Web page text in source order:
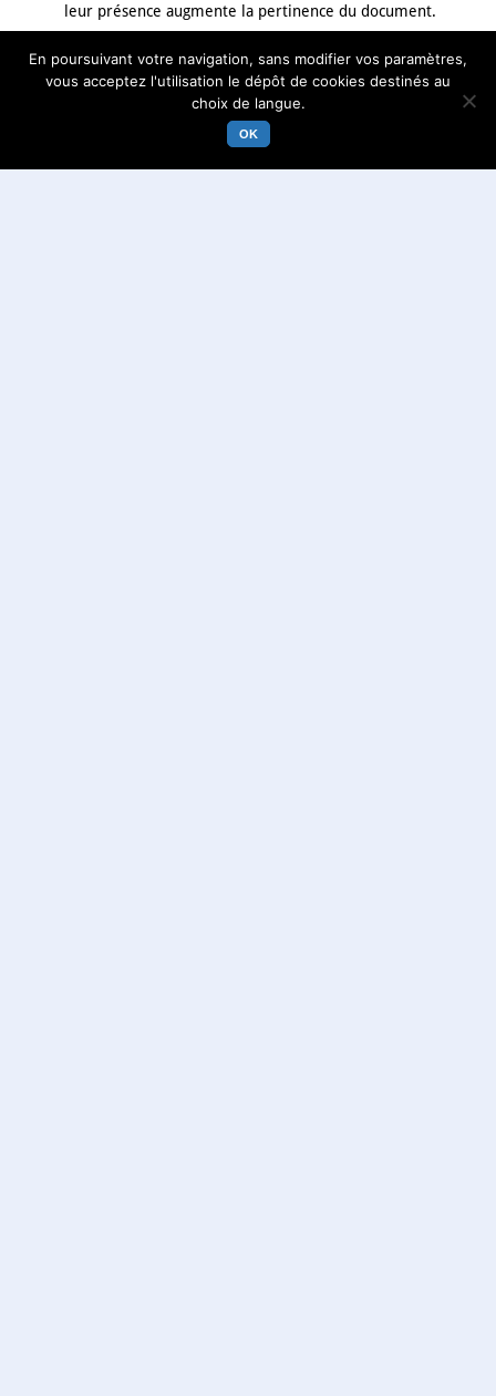
leur présence augmente la pertinence du document.
Pour des requêtes plus sophistiquées, voir: Aide Recherche
avancéeouAide Recherche experte
En poursuivant votre navigation, sans modifier vos paramètres,
vous acceptez l'utilisation le dépôt de cookies destinés au
choix de langue.
OK